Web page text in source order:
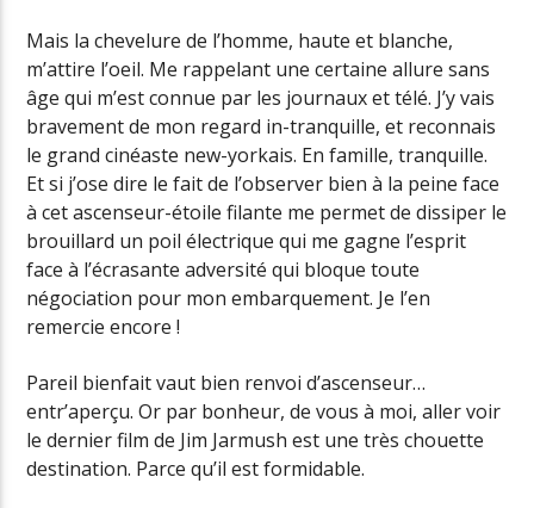
Mais la chevelure de l’homme, haute et blanche,
m’attire l’oeil. Me rappelant une certaine allure sans
âge qui m’est connue par les journaux et télé. J’y vais
bravement de mon regard in-tranquille, et reconnais
le grand cinéaste new-yorkais. En famille, tranquille.
Et si j’ose dire le fait de l’observer bien à la peine face
à cet ascenseur-étoile filante me permet de dissiper le
brouillard un poil électrique qui me gagne l’esprit
face à l’écrasante adversité qui bloque toute
négociation pour mon embarquement. Je l’en
remercie encore !
Pareil bienfait vaut bien renvoi d’ascenseur…
entr’aperçu. Or par bonheur, de vous à moi, aller voir
le dernier film de Jim Jarmush est une très chouette
destination. Parce qu’il est formidable.